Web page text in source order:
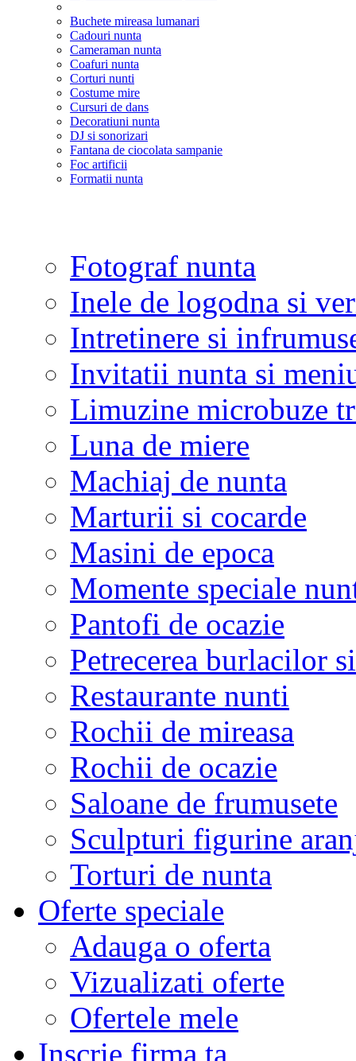
Buchete mireasa lumanari
Cadouri nunta
Cameraman nunta
Coafuri nunta
Corturi nunti
Costume mire
Cursuri de dans
Decoratiuni nunta
DJ si sonorizari
Fantana de ciocolata sampanie
Foc artificii
Formatii nunta
Fotograf nunta
Inele de logodna si
Intretinere si
Invitatii nunta si
Limuzine microbuze
Luna de miere
Machiaj de nunta
Marturii si cocarde
Masini de epoca
Momente speciale
Pantofi de ocazie
Petrecerea burlacilor
Restaurante nunti
Rochii de mireasa
Rochii de ocazie
Saloane de frumusete
Sculpturi figurine
Torturi de nunta
Oferte speciale
Adauga o oferta
Vizualizati oferte
Ofertele mele
Inscrie firma ta